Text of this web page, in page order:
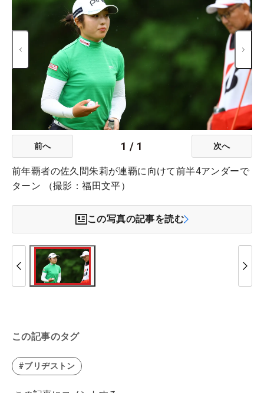
前へ 1 / 1 次へ
前年覇者の佐久間朱莉が連覇に向けて前半4アンダーで
ターン （撮影：福田文平）
この写真の記事を読む
この記事のタグ
#ブリヂストン